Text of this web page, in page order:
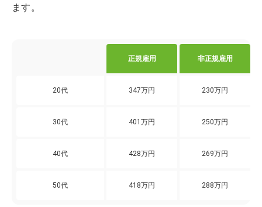
ます。
正規雇用 非正規雇用
20代 347万円 230万円
30代 401万円 250万円
40代 428万円 269万円
50代 418万円 288万円